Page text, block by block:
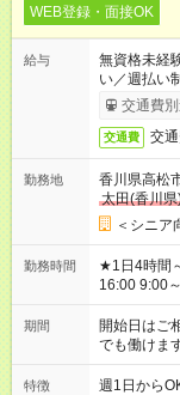
WEB登録・面接OK
給与
無資格未
い／週払い
完了次第の
交通費
交通費 交
勤務地
香川県高松
太田(香川
＜シニア
勤務時間
★1日4時間～の時短シフ
16:00 9:00～
場合、他の
ん ※法令に
となります
短時間・短
期間
開始日は
でも働けま
特徴 週1日から